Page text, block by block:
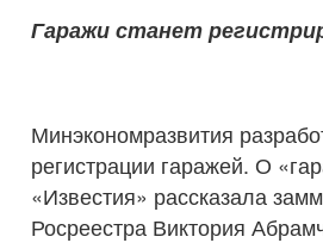
Гаражи станет
Минэкономразвития
регистрации гаражей. О
«Известия» рассказала
Росреестра Виктория